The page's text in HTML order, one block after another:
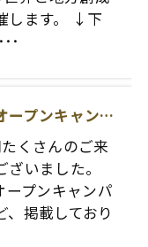
します。 ↓下
･
※終了しました。【オープンキャンパス】2026.8.1(SAT)8.2(SUN)開催！
くさんのご来
いました。
プンキャンパ
、掲載しており